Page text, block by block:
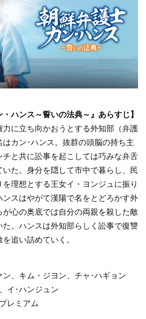
・ハンス～誓いの法典～』あらすじ】
に立ち向かおうとする外知部（弁護
カン･ハンス。抜群の頭脳の持ち主
と共に訟事を起こしては巧みな弁舌
た。身分を隠して市中で暮らし、民
理想とする王女イ・ヨンジュに振り
スはやがて漢陽で名をとどろかす外
心の奥底では自分の両親を殺した敵
。ハンスは外知部らしく訟事で復讐
追い詰めていく。
、キム・ジヨン、チャ･ハギョン
イ･ハンジュン
レミアム